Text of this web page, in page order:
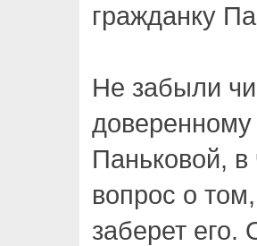
гражданку
Не забыли
Паньковой, в
вопрос о
заберет его.